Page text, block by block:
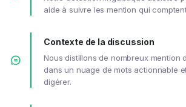
aide à suivre les mention qui
Contexte de la discussion
Nous distillons de nombreux mention
dans un nuage de mots actionnable
digérer.